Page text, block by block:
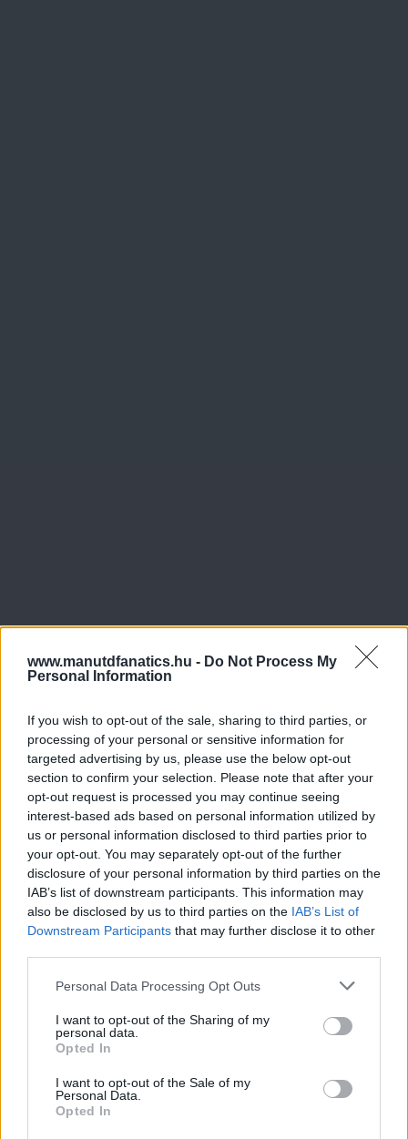
www.manutdfanatics.hu - Do Not Process My
Personal Information
If you wish to opt-out of the sale, sharing to third parties, or
processing of your personal or sensitive information for
targeted advertising by us, please use the below opt-out
section to confirm your selection. Please note that after your
opt-out request is processed you may continue seeing
interest-based ads based on personal information utilized by
us or personal information disclosed to third parties prior to
your opt-out. You may separately opt-out of the further
disclosure of your personal information by third parties on the
IAB’s list of downstream participants. This information may
also be disclosed by us to third parties on the IAB’s List of
Downstream Participants that may further disclose it to other
Please note that this website/app uses one or more Google
not limited to your visit or usage behaviour. You may click to
grant or deny consent to Google and its third-party tags to
use your data for below specified purposes in below Google
consent section.
Personal Data Processing Opt Outs
I want to opt-out of the Sharing of my
personal data.
Opted In
I want to opt-out of the Sale of my
Personal Data.
Opted In